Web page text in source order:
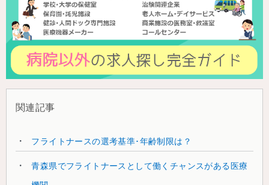
関連記事
フライトナースの選考基準･年齢制限は？
青森県でフライトナースとして働くチャンスがある医療